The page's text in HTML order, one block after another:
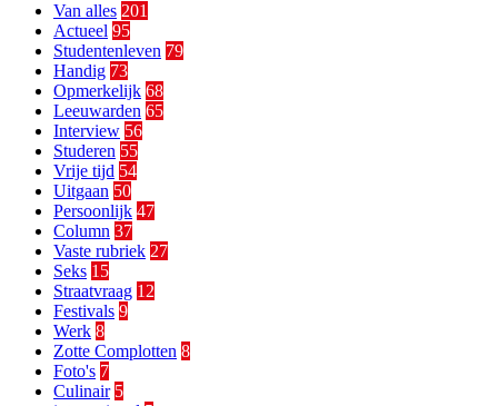
Van alles 201
Actueel 95
Studentenleven 79
Handig 73
Opmerkelijk 68
Leeuwarden 65
Interview 56
Studeren 55
Vrije tijd 54
Uitgaan 50
Persoonlijk 47
Column 37
Vaste rubriek 27
Seks 15
Straatvraag 12
Festivals 9
Werk 8
Zotte Complotten 8
Foto's 7
Culinair 5